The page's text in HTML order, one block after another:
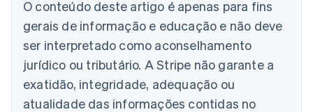
O conteúdo deste artigo é apenas para fins
gerais de informação e educação e não deve
ser interpretado como aconselhamento
jurídico ou tributário. A Stripe não garante a
exatidão, integridade, adequação ou
atualidade das informações contidas no
Áustria
DeutschEnglish
Bélgica
Brasil
PortuguêsEnglish
Bulgária